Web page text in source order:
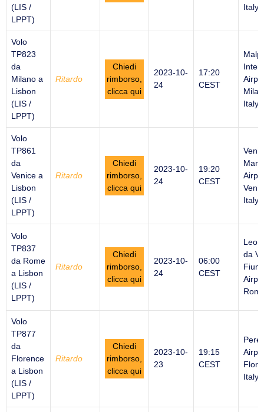
(LIS /
LPPT)
Italy
Volo
TP823
da
Milano a
Lisbon
(LIS /
LPPT)
Ritardo
Chiedi
rimborso,
clicca qui
2023-10-
24
17:20
CEST
Italy
Volo
TP861
da
Venice a
Lisbon
(LIS /
LPPT)
Ritardo
Chiedi
rimborso,
clicca qui
2023-10-
24
19:20
CEST
Italy
Volo
TP837
da Rome
a Lisbon
(LIS /
LPPT)
Ritardo
Chiedi
rimborso,
clicca qui
2023-10-
24
06:00
CEST
da
Volo
TP877
da
Florence
a Lisbon
(LIS /
LPPT)
Ritardo
Chiedi
rimborso,
clicca qui
2023-10-
23
19:15
CEST
Italy